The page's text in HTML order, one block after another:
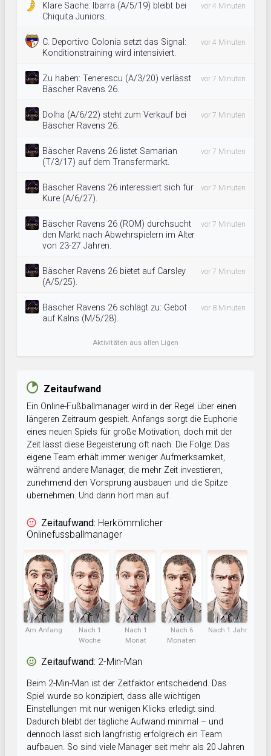
Klare Sache: Ibarra (A/5/19) bleibt bei
Chiquita Juniors.
vor 4 Minuten
C. Deportivo Colonia setzt das Signal:
Konditionstraining wird intensiviert.
vor 4 Minuten
Zu haben: Tenerescu (A/3/20) verlässt
Bäscher Ravens 26.
vor 7 Minuten
Dolha (A/6/22) steht zum Verkauf bei
Bäscher Ravens 26.
vor 7 Minuten
Bäscher Ravens 26 listet Samarian
(T/3/17) auf dem Transfermarkt.
vor 7 Minuten
Bäscher Ravens 26 interessiert sich für
Kure (A/6/27).
vor 7 Minuten
Bäscher Ravens 26 (ROM) durchsucht
den Markt nach Abwehrspielern im Alter
von 23-27 Jahren.
vor 7 Minuten
Bäscher Ravens 26 bietet auf Carsley
(A/5/25).
vor 7 Minuten
Bäscher Ravens 26 schlägt zu: Gebot
auf Kalns (M/5/28).
vor 8 Minuten
Aktivitäten aus allen Ligen
Zeitaufwand
Ein Online-Fußballmanager wird in der Regel über einen
längeren Zeitraum gespielt. Anfangs sorgt die Euphorie
eines neuen Spiels für große Motivation, doch mit der
Zeit lässt diese Begeisterung oft nach. Die Folge: Das
eigene Team erhält immer weniger Aufmerksamkeit,
während andere Manager, die mehr Zeit investieren,
zunehmend den Vorsprung ausbauen und die Spitze
übernehmen. Und dann hört man auf.
Zeitaufwand: Herkömmlicher
Onlinefussballmanager
Am Anfang
Nach 1
Woche
Nach 1
Monat
Nach 6
Monaten
Nach 1 Jahr
Zeitaufwand: 2-Min-Man
Beim 2-Min-Man ist der Zeitfaktor entscheidend. Das
Spiel wurde so konzipiert, dass alle wichtigen
Einstellungen mit nur wenigen Klicks erledigt sind.
Dadurch bleibt der tägliche Aufwand minimal – und
dennoch lässt sich langfristig erfolgreich ein Team
aufbauen. So sind viele Manager seit mehr als 20 Jahren